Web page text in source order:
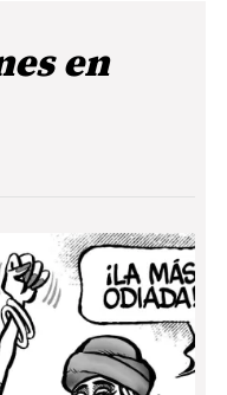
en